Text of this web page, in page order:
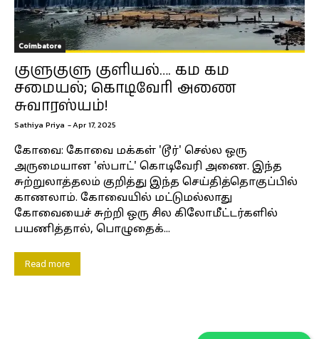
Coimbatore
குளுகுளு குளியல்…. கம கம
சமையல்; கொடிவேரி அணை
சுவாரஸ்யம்!
Sathiya Priya -Apr 17, 2025
கோவை: கோவை மக்கள் 'டூர்' செல்ல ஒரு
அருமையான 'ஸ்பாட்' கொடிவேரி அணை. இந்த
சுற்றுலாத்தலம் குறித்து இந்த செய்தித்தொகுப்பில்
காணலாம். கோவையில் மட்டுமல்லாது
கோவையைச் சுற்றி ஒரு சில கிலோமீட்டர்களில்
பயணித்தால், பொழுதைக்...
Read more